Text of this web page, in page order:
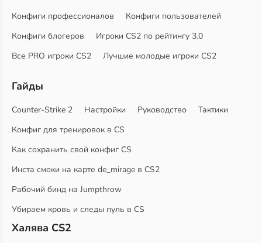
Конфиги профессионалов
Конфиги пользователей
Конфиги блогеров
Игроки CS2 по рейтингу 3.0
Все PRO игроки CS2
Лучшие молодые игроки CS2
Гайды
Counter-Strike 2 Настройки Руководство
Тактики
Конфиг для тренировок в CS
Как сохранить свой конфиг CS
Инста смоки на карте de_mirage в CS2
Рабочий бинд на Jumpthrow
Убираем кровь и следы пуль в CS
Халява CS2